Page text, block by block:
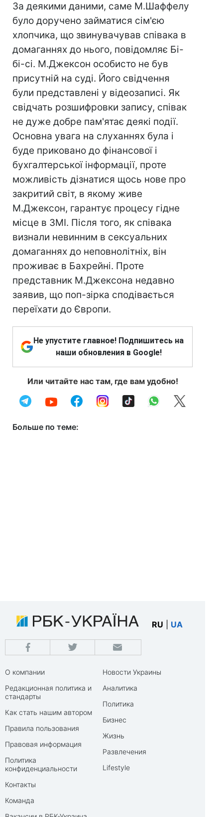
За деякими даними, саме М.Шаффелу
було доручено займатися сім'єю
хлопчика, що звинувачував співака в
домаганнях до нього, повідомляє Бі-
бі-сі. М.Джексон особисто не був
присутній на суді. Його свідчення
були представлені у відеозаписі. Як
свідчать розшифровки запису, співак
не дуже добре пам'ятає деякі події.
Основна увага на слуханнях була і
буде приковано до фінансової і
бухгалтерської інформації, проте
можливість дізнатися щось нове про
закритий світ, в якому живе
М.Джексон, гарантує процесу гідне
місце в ЗМІ. Після того, як співака
визнали невинним в сексуальних
домаганнях до неповнолітніх, він
проживає в Бахрейні. Проте
представник М.Джексона недавно
заявив, що поп-зірка сподівається
переїхати до Європи.
Не упустите главное! Подпишитесь на
наши обновления в Google!
Или читайте нас там, где вам удобно!
Больше по теме:
RU UA
О компании
Редакционная политика и
стандарты
Как стать нашим автором
Правила пользования
Правовая информация
Политика
конфиденциальности
Контакты
Команда
Новости Украины
Аналитика
Политика
Бизнес
Жизнь
Развлечения
Lifestyle